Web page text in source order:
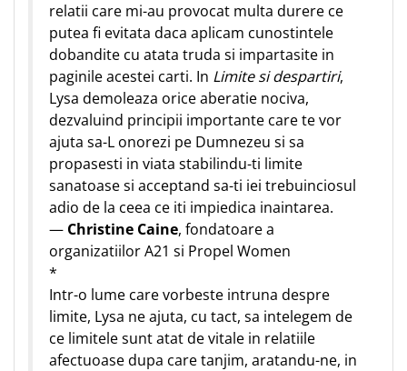
relatii care mi-au provocat multa durere ce
putea fi evitata daca aplicam cunostintele
dobandite cu atata truda si impartasite in
paginile acestei carti. In Limite si despartiri,
Lysa demoleaza orice aberatie nociva,
dezvaluind principii importante care te vor
ajuta sa-L onorezi pe Dumnezeu si sa
propasesti in viata stabilindu-ti limite
sanatoase si acceptand sa-ti iei trebuinciosul
adio de la ceea ce iti impiedica inaintarea.
— Christine Caine, fondatoare a
organizatiilor A21 si Propel Women
*
Intr-o lume care vorbeste intruna despre
limite, Lysa ne ajuta, cu tact, sa intelegem de
ce limitele sunt atat de vitale in relatiile
afectuoase dupa care tanjim, aratandu-ne, in